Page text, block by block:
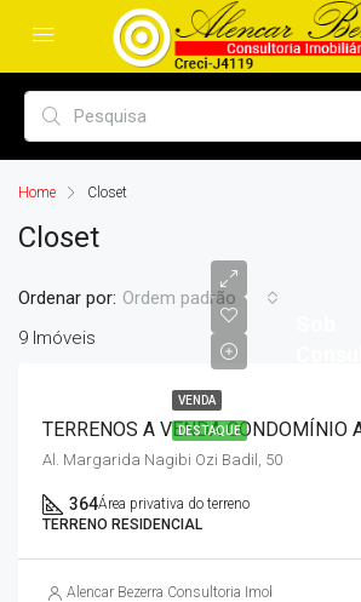
Home Closet
Closet
9 Imóveis
Ordenar por: Ordem padrão
VENDA
DESTAQUE
Al. Margarida Nagibi Ozi Badil, 50
364Área privativa do terreno
TERRENO RESIDENCIAL
Alencar Bezerra Consultoria Imobiliária